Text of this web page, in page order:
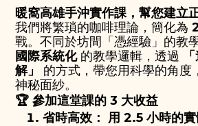
暖窩高雄手沖實作課，幫您建立
我們將繁瑣的咖啡理論，簡化為
戰。不同於坊間「憑經驗」的教
國際系統化的教學邏輯，透過
解」
的方式，帶您用科學的角度
神秘面紗。
🏆 參加這堂課的 3 大收益
省時高效： 用 2.5 小時的